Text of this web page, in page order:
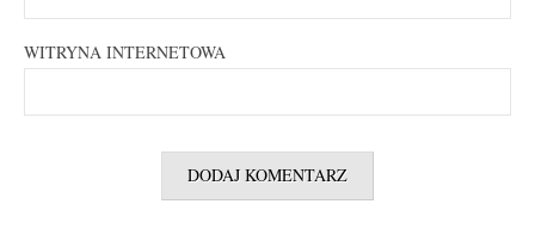
WITRYNA INTERNETOWA